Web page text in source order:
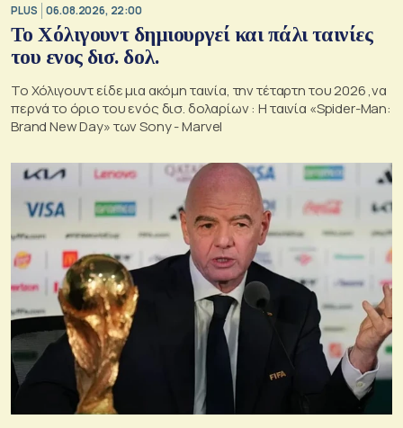
PLUS 06.08.2026, 22:00
Το Χόλιγουντ δημιουργεί και πάλι ταινίες
του ενος δισ. δολ.
Το Χόλιγουντ είδε μια ακόμη ταινία, την τέταρτη του 2026 ,να
περνά το όριο του ενός δισ. δολαρίων : H ταινία «Spider-Man:
Brand New Day» των Sony - Marvel